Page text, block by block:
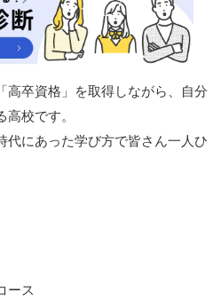
高卒資格」を取得しながら、自分
校です。
代にあった学び方で皆さん一人ひ
ース